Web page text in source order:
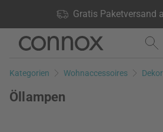
Gratis Paketversand
Produkte lagernd, 60 Tage
Direkt
Seiteninhalt
Direkt
Suchfeld
Kategorien Wohnaccessoires
Öllampen